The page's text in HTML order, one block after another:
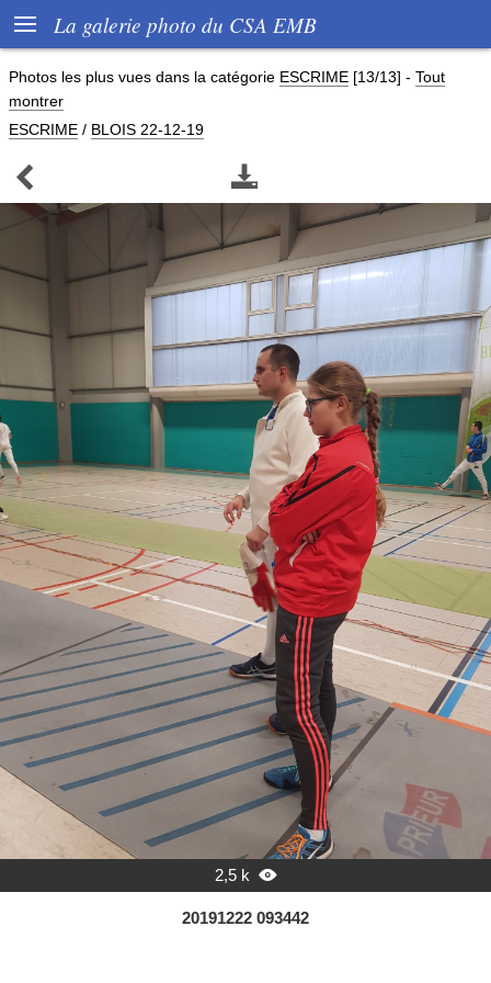
 La galerie photo du CSA EMB
Photos les plus vues dans la catégorie ESCRIME [13/13] - Tout
montrer
ESCRIME / BLOIS 22-12-19
 
2,5 k 
20191222 093442